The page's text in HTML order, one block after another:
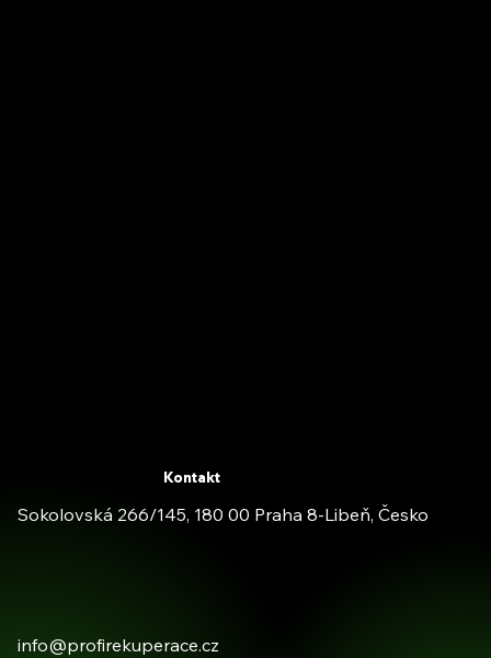
Kontakt
Sokolovská 266/145, 180 00 Praha 8-Libeň, Česko
info@profirekuperace.cz